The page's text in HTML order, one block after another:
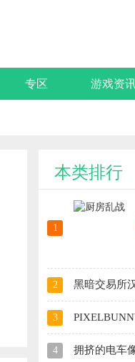
专区 游戏资
本类排行
1
2 黑暗交易所
3
4 拥挤的电车